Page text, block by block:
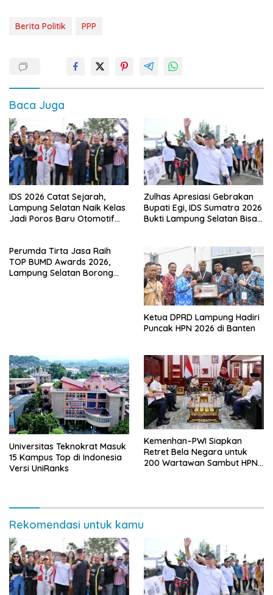
Berita Politik PPP
Baca Juga
IDS 2026 Catat Sejarah,
Lampung Selatan Naik Kelas
Jadi Poros Baru Otomotif
Zulhas Apresiasi Gebrakan
Bupati Egi, IDS Sumatra 2026
Bukti Lampung Selatan Bisa
Perumda Tirta Jasa Raih
TOP BUMD Awards 2026,
Lampung Selatan Borong
Ketua DPRD Lampung Hadiri
Puncak HPN 2026 di Banten
Universitas Teknokrat Masuk
15 Kampus Top di Indonesia
Versi UniRanks
Kemenhan–PWI Siapkan
Retret Bela Negara untuk
200 Wartawan Sambut HPN
Rekomendasi untuk kamu